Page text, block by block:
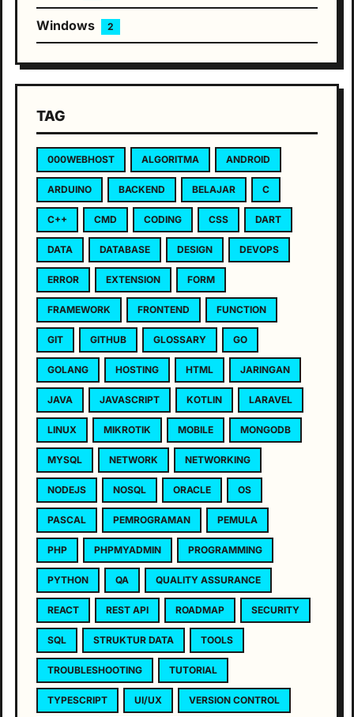
Windows 2
TAG
000WEBHOST ALGORITMA ANDROID
ARDUINO BACKEND BELAJAR C
C++ CMD CODING CSS DART
DATA DATABASE DESIGN DEVOPS
ERROR EXTENSION FORM
FRAMEWORK FRONTEND FUNCTION
GIT GITHUB GLOSSARY GO
GOLANG HOSTING HTML JARINGAN
JAVA JAVASCRIPT KOTLIN LARAVEL
LINUX MIKROTIK MOBILE MONGODB
MYSQL NETWORK NETWORKING
NODEJS NOSQL ORACLE OS
PASCAL PEMROGRAMAN PEMULA
PHP PHPMYADMIN PROGRAMMING
PYTHON QA QUALITY ASSURANCE
REACT REST API ROADMAP SECURITY
SQL STRUKTUR DATA TOOLS
TROUBLESHOOTING TUTORIAL
TYPESCRIPT UI/UX VERSION CONTROL